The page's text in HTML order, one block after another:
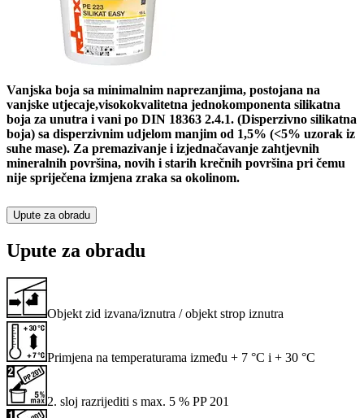
Vanjska boja sa minimalnim naprezanjima, postojana na
vanjske utjecaje,visokokvalitetna jednokomponenta silikatna
boja za unutra i vani po DIN 18363 2.4.1. (Disperzivno silikatna
boja) sa disperzivnim udjelom manjim od 1,5% (<5% uzorak iz
suhe mase). Za premazivanje i izjednačavanje zahtjevnih
mineralnih površina, novih i starih krečnih površina pri čemu
nije spriječena izmjena zraka sa okolinom.
Upute za obradu
Upute za obradu
Objekt zid izvana/iznutra / objekt strop iznutra
Primjena na temperaturama između + 7 °C i + 30 °C
2. sloj razrijediti s max. 5 % PP 201